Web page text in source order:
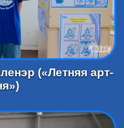
(«Летняя арт-